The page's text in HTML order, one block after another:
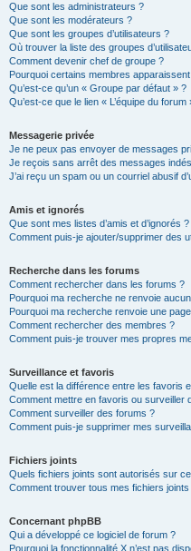
Que sont les administrateurs ?
Que sont les modérateurs ?
Que sont les groupes d’utilisateurs ?
Où trouver la liste des groupes
Comment devenir chef de groupe ?
Pourquoi certains membres
Qu’est-ce qu’un « Groupe par défaut » ?
Qu’est-ce que le lien « L’équipe du forum
Messagerie privée
Je ne peux pas envoyer de messages
Je reçois sans arrêt des messages
J’ai reçu un spam ou un courriel abusif
Amis et ignorés
Que sont mes listes d’amis et d’ignorés ?
Comment puis-je ajouter/supprimer des
Recherche dans les forums
Comment rechercher dans les forums ?
Pourquoi ma recherche ne renvoie
Pourquoi ma recherche renvoie une
Comment rechercher des membres ?
Comment puis-je trouver mes propres
Surveillance et favoris
Quelle est la différence entre les favoris
Comment mettre en favoris ou surveiller
Comment surveiller des forums ?
Comment puis-je supprimer mes
Fichiers joints
Quels fichiers joints sont autorisés sur
Comment trouver tous mes fichiers joints
Concernant phpBB
Qui a développé ce logiciel de forum ?
Pourquoi la fonctionnalité X n’est pas